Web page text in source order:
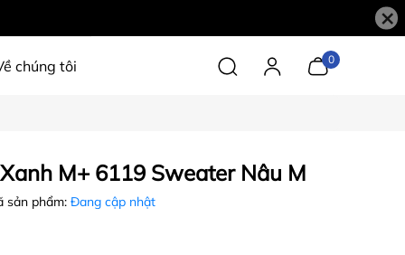
×
chúng tôi 0
M+ 6119 Sweater Nâu M
sản phẩm: Đang cập nhật